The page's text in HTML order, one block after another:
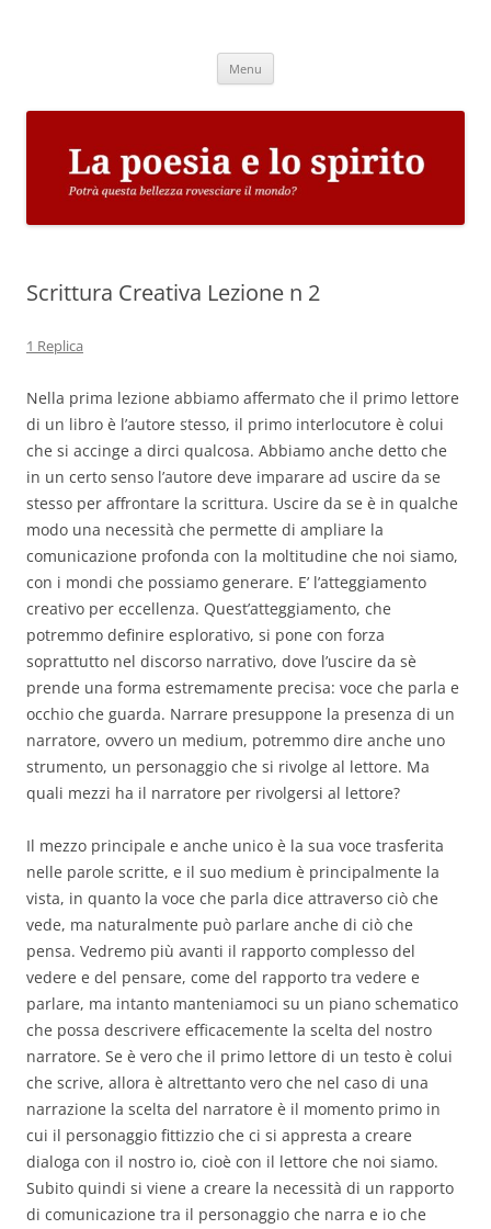
Menu
Scrittura Creativa Lezione n 2
1 Replica
Nella prima lezione abbiamo affermato che il primo lettore
di un libro è l’autore stesso, il primo interlocutore è colui
che si accinge a dirci qualcosa. Abbiamo anche detto che
in un certo senso l’autore deve imparare ad uscire da se
stesso per affrontare la scrittura. Uscire da se è in qualche
modo una necessità che permette di ampliare la
comunicazione profonda con la moltitudine che noi siamo,
con i mondi che possiamo generare. E’ l’atteggiamento
creativo per eccellenza. Quest’atteggiamento, che
potremmo definire esplorativo, si pone con forza
soprattutto nel discorso narrativo, dove l’uscire da sè
prende una forma estremamente precisa: voce che parla e
occhio che guarda. Narrare presuppone la presenza di un
narratore, ovvero un medium, potremmo dire anche uno
strumento, un personaggio che si rivolge al lettore. Ma
quali mezzi ha il narratore per rivolgersi al lettore?
Il mezzo principale e anche unico è la sua voce trasferita
nelle parole scritte, e il suo medium è principalmente la
vista, in quanto la voce che parla dice attraverso ciò che
vede, ma naturalmente può parlare anche di ciò che
pensa. Vedremo più avanti il rapporto complesso del
vedere e del pensare, come del rapporto tra vedere e
parlare, ma intanto manteniamoci su un piano schematico
che possa descrivere efficacemente la scelta del nostro
narratore. Se è vero che il primo lettore di un testo è colui
che scrive, allora è altrettanto vero che nel caso di una
narrazione la scelta del narratore è il momento primo in
cui il personaggio fittizzio che ci si appresta a creare
dialoga con il nostro io, cioè con il lettore che noi siamo.
Subito quindi si viene a creare la necessità di un rapporto
di comunicazione tra il personaggio che narra e io che